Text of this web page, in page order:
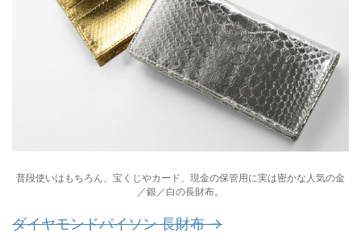
普段使いはもちろん、宝くじやカード、現金の保管用に実は密かな人気の金
／銀／白の長財布。
ダイヤモンドパイソン 長財布 →